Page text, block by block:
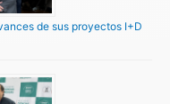
de sus proyectos I+D